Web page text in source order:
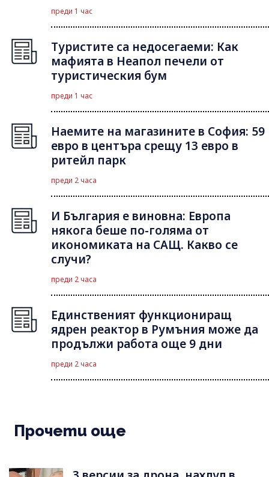
преди 1 час
Туристите са недосегаеми: Как
мафията в Неапол печели от
туристическия бум
преди 1 час
Наемите на магазините в София: 59
евро в центъра срещу 13 евро в
ритейл парк
преди 2 часа
И България е виновна: Европа
някога беше по-голяма от
икономиката на САЩ. Какво се
случи?
преди 2 часа
Единственият функциониращ
ядрен реактор в Румъния може да
продължи работа още 9 дни
преди 2 часа
Прочети още